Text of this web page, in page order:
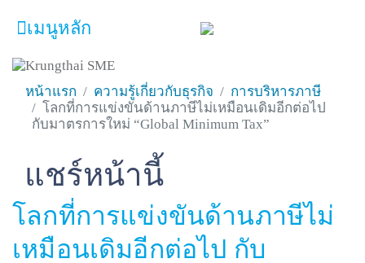
หน้าหลัก
ผลิตภัณฑ์และบริการ
ความรู้เกี่ยวกับธุรกิจ
SME Focus Magazine
คำนวณสินเชื่อเบื้องต้น
เมนูหลัก
หน้าแรก ความรู้เกี่ยวกับธุรกิจ
การบริหารภาษี
โลกที่การแข่งขันด้านภาษีไม่เหมือนเดิมอีกต่อไป
กับมาตรการใหม่ “Global Minimum Tax”
แชร์หน้านี้
Facebook
โลกที่การแข่งขันด้านภาษีไม่
เหมือนเดิมอีกต่อไป กับ